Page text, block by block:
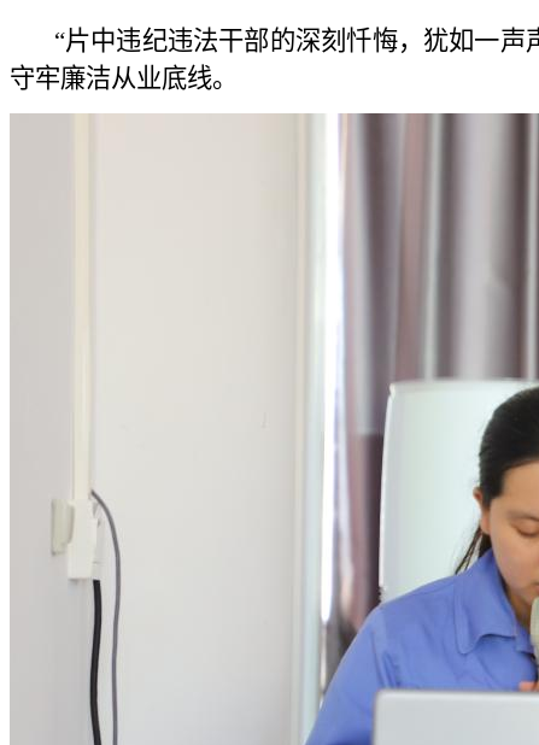
“片中违纪违法干部的深刻忏悔，犹如一声
守牢廉洁从业底线。